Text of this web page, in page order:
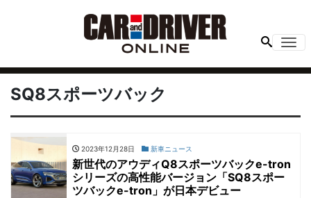
SQ8スポーツバック
2023年12月28日 新車ニュース
新世代のアウディQ8スポーツバックe-tron
シリーズの高性能バージョン「SQ8スポー
ツバックe-tron」が日本デビュー